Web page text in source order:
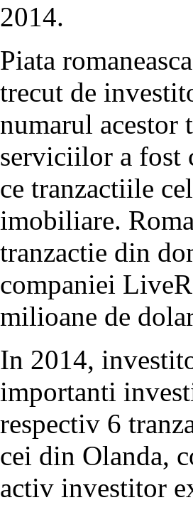
2014.
Piata
trecut de
numarul
serviciilor a fost
ce tranzactiile
imobiliare.
tranzactie din
companiei
milioane de
In 2014,
importanti
respectiv 6
cei din Olanda,
activ investitor